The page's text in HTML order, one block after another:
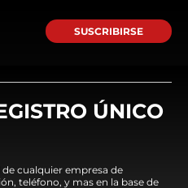
SUSCRIBIRSE
ÚNICO
cualquier empresa de
teléfono, y mas en la base de